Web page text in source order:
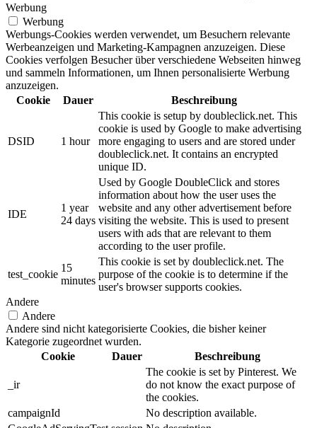
Werbung
Werbung
Werbungs-Cookies werden verwendet, um Besuchern relevante
Werbeanzeigen und Marketing-Kampagnen anzuzeigen. Diese
Cookies verfolgen Besucher über verschiedene Webseiten hinweg
und sammeln Informationen, um Ihnen personalisierte Werbung
anzuzeigen.
Cookie
Dauer Beschreibung
DSID 1 hour
This cookie is setup by doubleclick.net. This
cookie is used by Google to make advertising
more engaging to users and are stored under
doubleclick.net. It contains an encrypted
unique ID.
IDE
1 year
24 days
Used by Google DoubleClick and stores
information about how the user uses the
website and any other advertisement before
visiting the website. This is used to present
users with ads that are relevant to them
according to the user profile.
test_cookie
15
minutes
This cookie is set by doubleclick.net. The
purpose of the cookie is to determine if the
user's browser supports cookies.
Andere
Andere
Andere sind nicht kategorisierte Cookies, die bisher keiner
Kategorie zugeordnet wurden.
Cookie
Dauer Beschreibung
_ir
The cookie is set by Pinterest. We
do not know the exact purpose of
the cookies.
campaignId
No description available.